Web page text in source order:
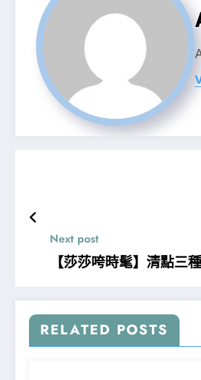
Next post
【莎莎咵時髦】清點三
RELATED POSTS